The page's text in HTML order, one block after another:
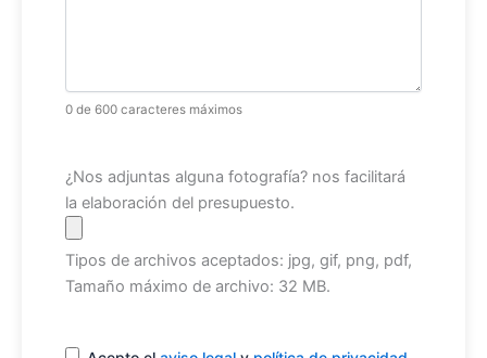
0 de 600 caracteres máximos
Archivo
¿Nos adjuntas alguna fotografía? nos facilitará
la elaboración del presupuesto.
Tipos de archivos aceptados: jpg, gif, png, pdf,
Tamaño máximo de archivo: 32 MB.
Consentimiento(Obligatorio)